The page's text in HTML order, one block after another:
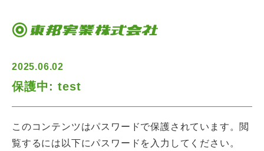
2025.06.02
保護中: test
このコンテンツはパスワードで保護されています。閲
覧するには以下にパスワードを入力してください。